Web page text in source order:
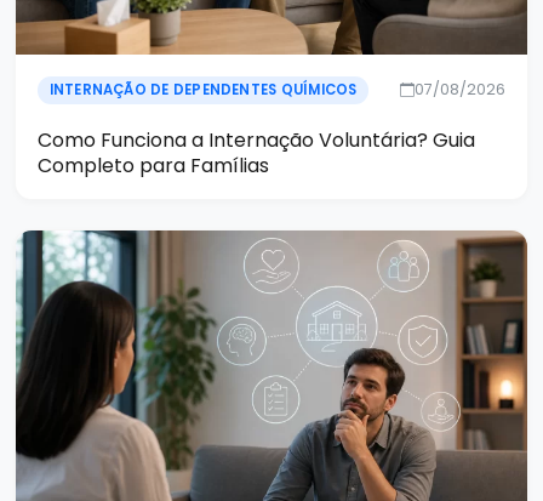
INTERNAÇÃO DE DEPENDENTES QUÍMICOS 07/08/2026
Como Funciona a Internação Voluntária? Guia
Completo para Famílias